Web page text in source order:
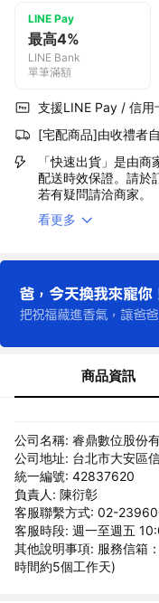
LINE Pay
最高4%
LINE Bank
單筆滿額
支援LINE Pay / 信用
[宅配商品]由收禮者
「快速出貨」是由
配送時效保證。請於
若有疑問請洽商家。
看更多
商品資訊
公司名稱: 睿鼎數位股份
公司地址: 台北市大安區
統一編號: 42837620
負責人: 陳衍彰
客服聯繫方式: 02-
客服時段: 週一至週五
其他說明事項: 服務信箱
時間約5個工作天)